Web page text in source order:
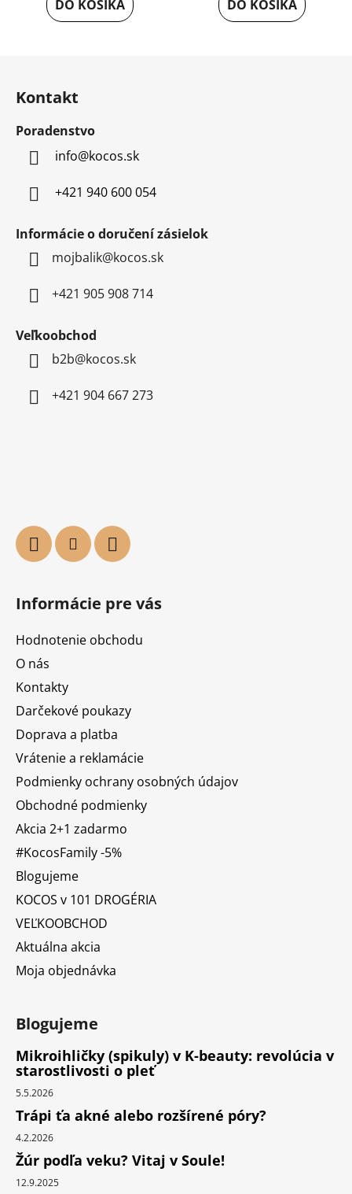
5,0
DO KOŠÍKA DO KOŠÍKA
Kontakt
Poradenstvo
info@kocos.sk
+421 940 600 054
Informácie o doručení zásielok
mojbalik@kocos.sk
+421 905 908 714
Veľkoobchod
b2b@kocos.sk
+421 904 667 273
Informácie pre vás
Hodnotenie obchodu
O nás
Kontakty
Darčekové poukazy
Doprava a platba
Vrátenie a reklamácie
Podmienky ochrany osobných údajov
Obchodné podmienky
Akcia 2+1 zadarmo
#KocosFamily -5%
Blogujeme
KOCOS v 101 DROGÉRIA
VEĽKOOBCHOD
Aktuálna akcia
Moja objednávka
Blogujeme
Mikroihličky (spikuly) v K-beauty: revolúcia v
starostlivosti o pleť
5.5.2026
Trápi ťa akné alebo rozšírené póry?
4.2.2026
Žúr podľa veku? Vitaj v Soule!
12.9.2025